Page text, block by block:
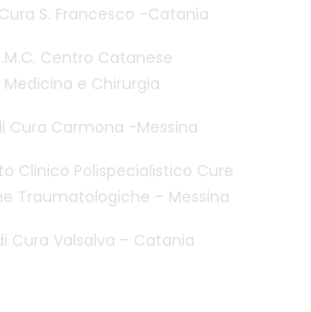
S. Francesco -Catania
Centro Catanese
Medicina e Chirurgia
Cura Carmona -Messina
Clinico Polispecialistico Cure
Traumatologiche – Messina
Cura Valsalva – Catania